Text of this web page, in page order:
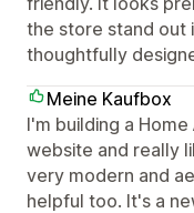
the store stand out
thoughtfully
Meine Kaufbox
I'm building a
website and really
very modern and
helpful too. It's a